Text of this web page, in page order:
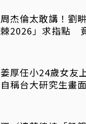
周杰倫太敢講！劉
棘2026」求指點
姜厚任小24歲女友
自稱台大研究生畫